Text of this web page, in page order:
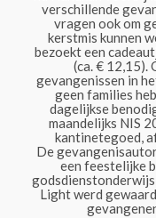
verschillende
vragen ook om
kerstmis kunnen
bezoekt een
(ca. € 12,15).
gevangenissen in
geen families
dagelijkse
maandelijks NIS
kantinetegoed,
De
een feestelijke
Light werd